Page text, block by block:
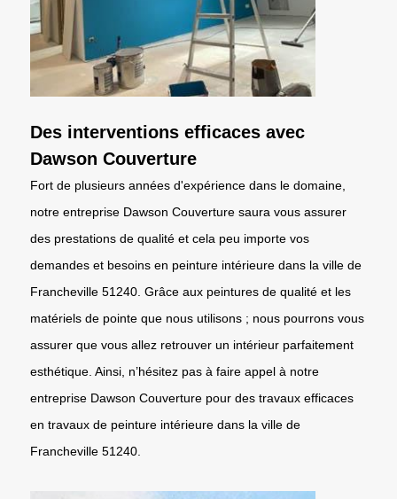
Des interventions efficaces avec
Dawson Couverture
Fort de plusieurs années d'expérience dans le domaine,
notre entreprise Dawson Couverture saura vous assurer
des prestations de qualité et cela peu importe vos
demandes et besoins en peinture intérieure dans la ville de
Francheville 51240. Grâce aux peintures de qualité et les
matériels de pointe que nous utilisons ; nous pourrons vous
assurer que vous allez retrouver un intérieur parfaitement
esthétique. Ainsi, n’hésitez pas à faire appel à notre
entreprise Dawson Couverture pour des travaux efficaces
en travaux de peinture intérieure dans la ville de
Francheville 51240.